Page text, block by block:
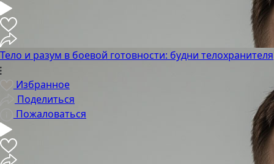
Тело и разум в боевой готовности: будни телохранителя
Избранное
Поделиться
Пожаловаться